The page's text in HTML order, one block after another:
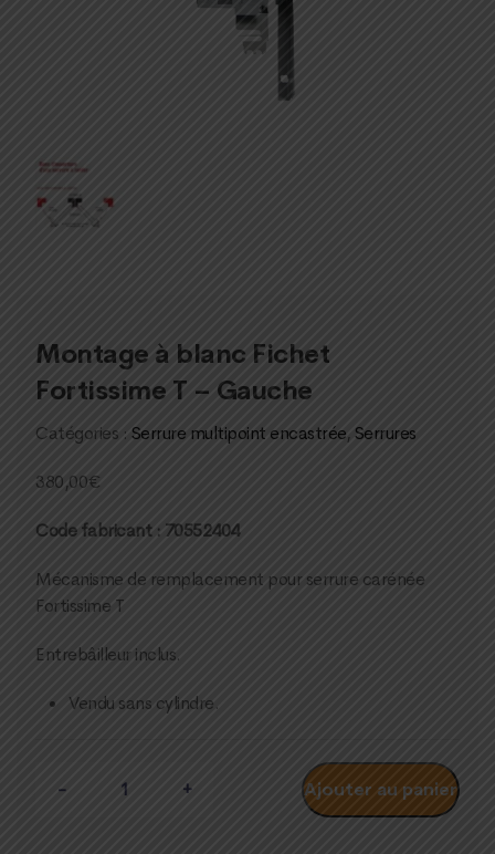
Montage à blanc Fichet
Fortissime T – Gauche
Catégories : Serrure multipoint encastrée, Serrures
380,00€
Code fabricant : 70552404
Mécanisme de remplacement pour serrure carénée
Fortissime T
Entrebâilleur inclus.
Vendu sans cylindre.
Quantité Ajouter au panier